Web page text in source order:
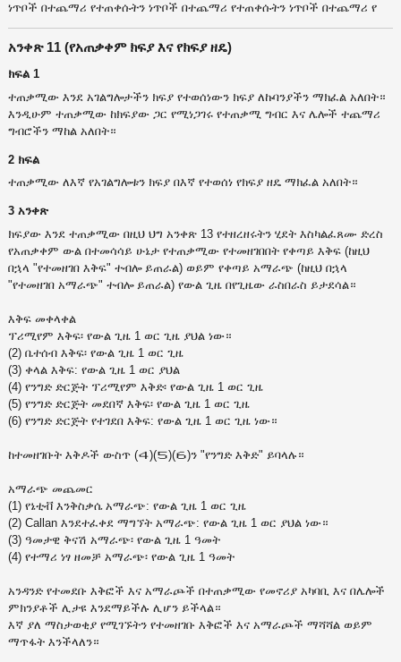
ነጥቦች በተጨማሪ የተጠቀሱትን ነጥቦች በተጨማሪ የተጠቀሱትን ነጥቦች በተጨማሪ የ
አንቀጽ 11 (የአጠቃቀም ክፍያ እና የክፍያ ዘዴ)
ክፍል 1
ተጠቃሚው እንደ አገልግሎታችን ክፍያ የተወሰነውን ክፍያ ለኩባንያችን ማክፈል አለበት።
እንዲሁም ተጠቃሚው ከክፍያው ጋር የሚነጋገሩ የተጠቃሚ ግብር እና ሌሎች ተጨማሪ
ግብሮችን ማከል አለበት።
2 ክፍል
ተጠቃሚው ለእኛ የአገልግሎቱን ክፍያ በእኛ የተወሰነ የክፍያ ዘዴ ማክፈል አለበት።
3 አንቀጽ
ክፍያው እንደ ተጠቃሚው በዚህ ህግ አንቀጽ 13 የተዘረዘሩትን ሂደት እስካልፈጸሙ ድረስ
የአጠቃቀም ውል በተመሳሳይ ሁኔታ የተጠቃሚው የተመዘገበበት የቀጣይ እቅፍ (ከዚህ
በኋላ "የተመዘገበ እቅፍ" ተብሎ ይጠራል) ወይም የቀጣይ አማራጭ (ከዚህ በኋላ
"የተመዘገበ አማራጭ" ተብሎ ይጠራል) የውል ጊዜ በየጊዜው ራስበራስ ይታደሳል።
እቅፍ መቀላቀል
ፕሪሚየም እቅፍ፡ የውል ጊዜ 1 ወር ጊዜ ያህል ነው።
(2) ቤተሰብ እቅፍ፡ የውል ጊዜ 1 ወር ጊዜ
(3) ቀላል እቅፍ: የውል ጊዜ 1 ወር ያህል
(4) የንግድ ድርጅት ፕሪሚየም እቅድ፡ የውል ጊዜ 1 ወር ጊዜ
(5) የንግድ ድርጅት መደበኛ እቅፍ፡ የውል ጊዜ 1 ወር ጊዜ
(6) የንግድ ድርጅት የተገደበ እቅፍ: የውል ጊዜ 1 ወር ጊዜ ነው።
ከተመዘገቡት እቅዶች ውስጥ (４)(５)(６)ን "የንግድ እቅድ" ይባላሉ።
አማራጭ መጨመር
(1) የኔቲቭ እንቅስቃሴ አማራጭ: የውል ጊዜ 1 ወር ጊዜ
(2) Callan እንደተፈቀደ ማግኘት አማራጭ: የውል ጊዜ 1 ወር ያህል ነው።
(3) ዓመታዊ ቅናሽ አማራጭ፡ የውል ጊዜ 1 ዓመት
(4) የተማሪ ነፃ ዘመቻ አማራጭ፡ የውል ጊዜ 1 ዓመት
አንዳንድ የተመደቡ እቅፎች እና አማራጮች በተጠቃሚው የመኖሪያ አካባቢ እና በሌሎች
ምክንያቶች ሊታዩ እንደማይችሉ ሊሆን ይችላል።
እኛ ያለ ማስታወቂያ የሚገኙትን የተመዘገቡ እቅፎች እና አማራጮች ማሻሻል ወይም
ማጥፋት እንችላለን።